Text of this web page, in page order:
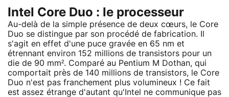
Intel Core Duo : le processeur
Au-delà de la simple présence de deux cœurs, le Core
Duo se distingue par son procédé de fabrication. Il
s'agit en effet d'une puce gravée en 65 nm et
étrennant environ 152 millions de transistors pour un
die de 90 mm². Comparé au Pentium M Dothan, qui
comportait près de 140 millions de transistors, le Core
Duo n'est pas franchement plus volumineux ! Ce fait
est assez étrange d'autant qu'Intel ne communique pas